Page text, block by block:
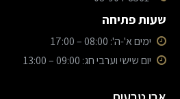
שעות פתיחה
ימים א'-ה': 08:00 – 17:00
יום שישי וערבי חג: 09:00 – 13:00